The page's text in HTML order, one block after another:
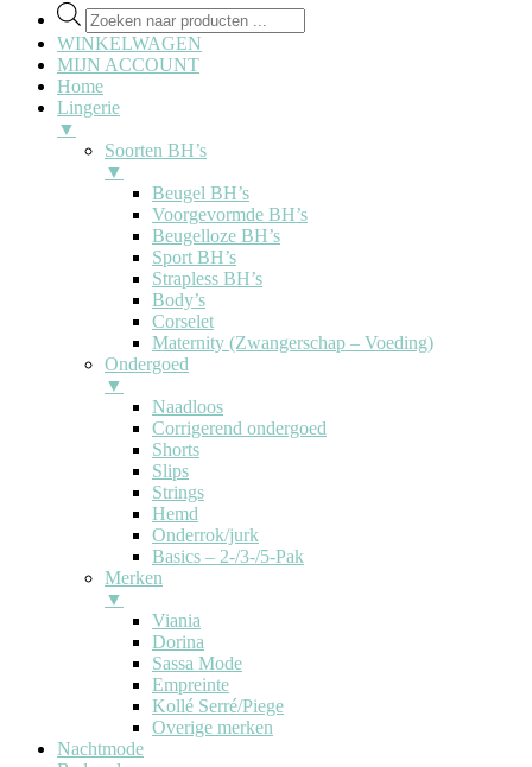
Producten
zoeken
WINKELWAGEN
MIJN ACCOUNT
Home
Lingerie
▼
Soorten BH’s
▼
Beugel BH’s
Voorgevormde BH’s
Beugelloze BH’s
Sport BH’s
Strapless BH’s
Body’s
Corselet
Maternity (Zwangerschap – Voeding)
Ondergoed
▼
Naadloos
Corrigerend ondergoed
Shorts
Slips
Strings
Hemd
Onderrok/jurk
Basics – 2-/3-/5-Pak
Merken
▼
Viania
Dorina
Sassa Mode
Empreinte
Kollé Serré/Piege
Overige merken
Nachtmode